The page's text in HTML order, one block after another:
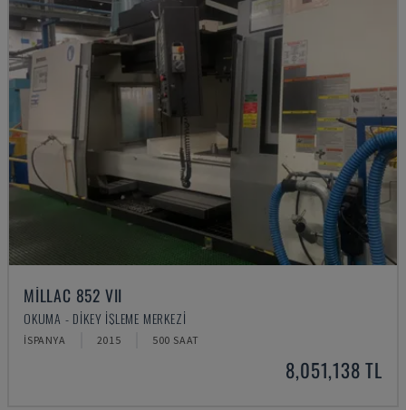
MILLAC 852 VII
OKUMA - DIKEY İŞLEME MERKEZI
İSPANYA 2015 500 SAAT
8,051,138 TL